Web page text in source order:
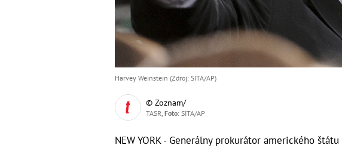
Harvey Weinstein (Zdroj: SITA/AP)
© Zoznam/
TASR, Foto: SITA/AP
NEW YORK - Generálny prokurátor amerického